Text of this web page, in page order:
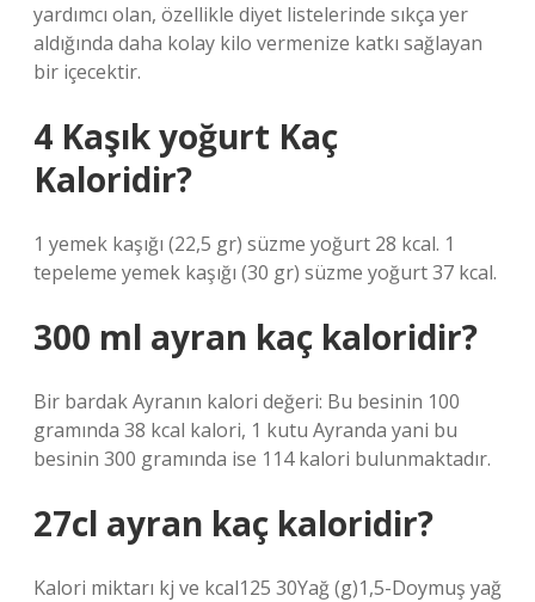
yardımcı olan, özellikle diyet listelerinde sıkça yer
aldığında daha kolay kilo vermenize katkı sağlayan
bir içecektir.
4 Kaşık yoğurt Kaç
Kaloridir?
1 yemek kaşığı (22,5 gr) süzme yoğurt 28 kcal. 1
tepeleme yemek kaşığı (30 gr) süzme yoğurt 37 kcal.
300 ml ayran kaç kaloridir?
Bir bardak Ayranın kalori değeri: Bu besinin 100
gramında 38 kcal kalori, 1 kutu Ayranda yani bu
besinin 300 gramında ise 114 kalori bulunmaktadır.
27cl ayran kaç kaloridir?
Kalori miktarı kj ve kcal125 30Yağ (g)1,5-Doymuş yağ